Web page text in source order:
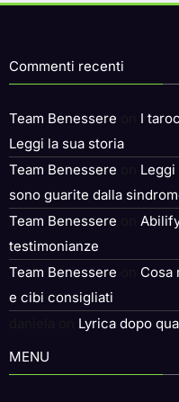
Commenti recenti
Team Benessere
I
Leggi la sua storia
Team Benessere
sono guarite dalla
Team Benessere
testimonianze
Team Benessere
Cosa
e cibi consigliati
Lyrica dopo
MENU